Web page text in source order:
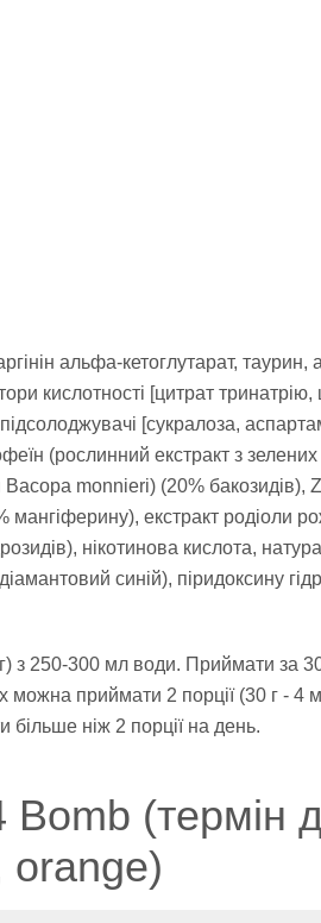
альфа-кетоглутарат, таурин,
кислотності [цитрат тринатрію,
[сукралоза,
(рослинний екстракт з
monnieri) (20% бакозидів),
екстракт родіоли
нікотинова кислота,
синій), піридоксину
з 250-300 мл води. Приймати за
приймати 2 порції (30 г - 4
ніж 2 порції на день.
Bomb (термін
orange)